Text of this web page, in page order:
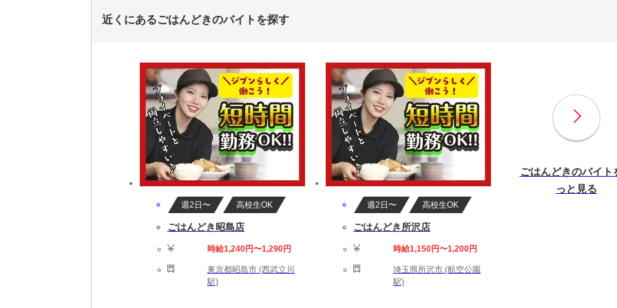
近くにあるごはんどきのバイトを探す
週2日〜 高校生OK
ごはんどき昭島店
時給1,240円〜1,290円
東京都昭島市 (西武立川
駅)
週2日〜 高校生OK
ごはんどき所沢店
時給1,150円〜1,200円
埼玉県所沢市 (航空公園
駅)
ごはんどきのバイト
っと見る